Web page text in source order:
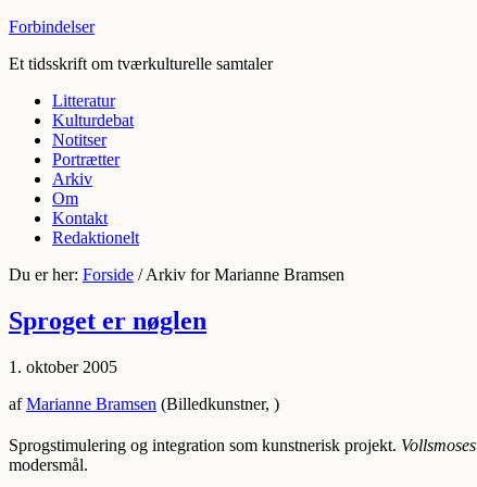
Forbindelser
Et tidsskrift om tværkulturelle samtaler
Litteratur
Kulturdebat
Notitser
Portrætter
Arkiv
Om
Kontakt
Redaktionelt
Du er her: Forside /Arkiv for Marianne Bramsen
Sproget er nøglen
1. oktober 2005
afMarianne Bramsen (Billedkunstner, )
Sprogstimulering og integration som kunstnerisk projekt.
modersmål.